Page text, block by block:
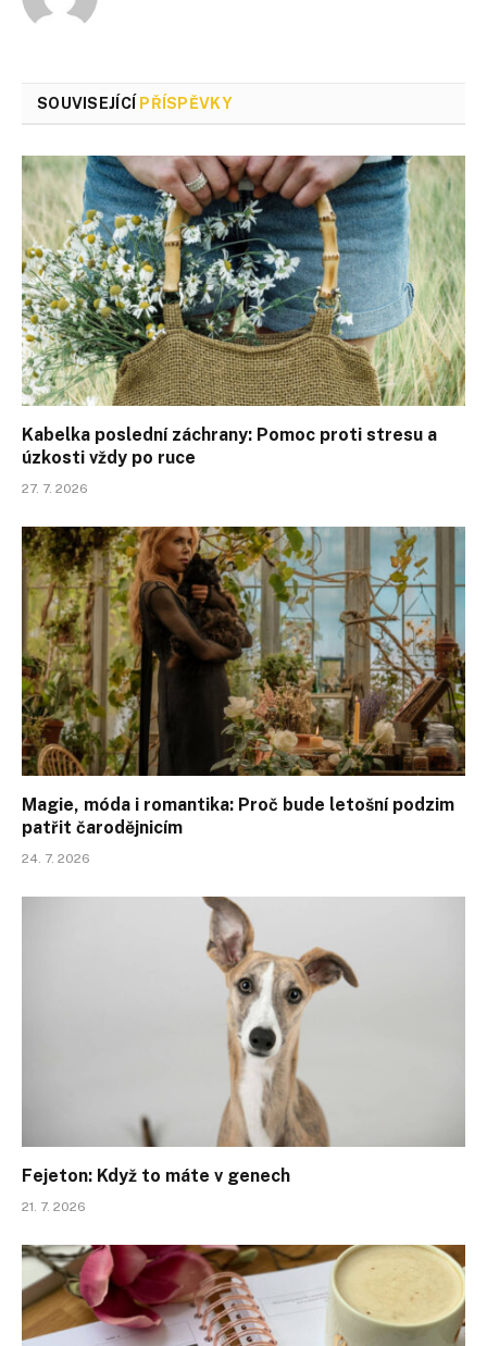
SOUVISEJÍCÍ PŘÍSPĚVKY
Kabelka poslední záchrany: Pomoc proti stresu a
úzkosti vždy po ruce
27. 7. 2026
Magie, móda i romantika: Proč bude letošní podzim
patřit čarodějnicím
24. 7. 2026
Fejeton: Když to máte v genech
21. 7. 2026